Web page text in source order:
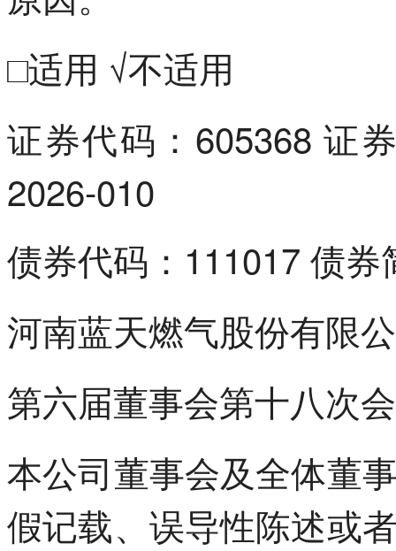
□适用 √不适用
证券代码：605368 证
2026-010
债券代码：111017 债
河南蓝天燃气股份有限
第六届董事会第十八次
本公司董事会及全体董
假记载、误导性陈述或